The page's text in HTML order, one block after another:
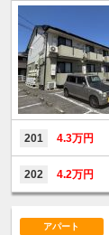
201 4.3万円
202 4.2万円
アパート